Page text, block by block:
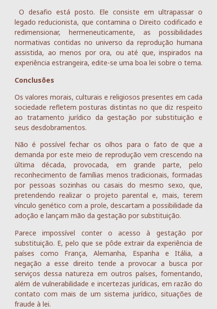
O desafio está posto. Ele consiste em ultrapassar o
legado reducionista, que contamina o Direito codificado e
redimensionar, hermeneuticamente, as possibilidades
normativas contidas no universo da reprodução humana
assistida, ao menos por ora, ou até que, inspirados na
experiência estrangeira, edite-se uma boa lei sobre o tema.
Conclusões
Os valores morais, culturais e religiosos presentes em cada
sociedade refletem posturas distintas no que diz respeito
ao tratamento jurídico da gestação por substituição e
seus desdobramentos.
Não é possível fechar os olhos para o fato de que a
demanda por este meio de reprodução vem crescendo na
última década, provocada, em grande parte, pelo
reconhecimento de famílias menos tradicionais, formadas
por pessoas sozinhas ou casais do mesmo sexo, que,
pretendendo realizar o projeto parental e, mais, terem
vínculo genético com a prole, descartam a possibilidade da
adoção e lançam mão da gestação por substituição.
Parece impossível conter o acesso à gestação por
substituição. E, pelo que se pôde extrair da experiência de
países como França, Alemanha, Espanha e Itália, a
negação a esse direito tende a provocar a busca por
serviços dessa natureza em outros países, fomentando,
além de vulnerabilidade e incertezas jurídicas, em razão do
contato com mais de um sistema jurídico, situações de
fraude à lei.